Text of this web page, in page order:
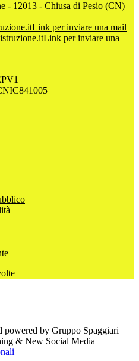
- 12013 - Chiusa di Pesio (CN)
Link per inviare una mail
Link per inviare una
powered by Gruppo Spaggiari
& New Social Media